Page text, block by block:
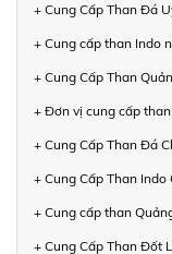
+ Cung Cấp Than Đá
+ Cung cấp than Indo
+ Cung Cấp Than
+ Đơn vị cung cấp
+ Cung Cấp Than Đá
+ Cung Cấp Than
+ Cung cấp than
+ Cung Cấp Than Đốt